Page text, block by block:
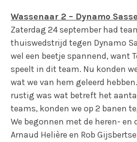
Wassenaar 2 – Dynamo
Zaterdag 24 september had
thuiswedstrijd tegen Dynamo
wel een beetje spannend, want
speelt in dit team. Nu konden
wat we van hem geleerd
rustig was wat betreft het
teams, konden we op 2 banen
We begonnen met de heren- en
Arnaud Helière en Rob